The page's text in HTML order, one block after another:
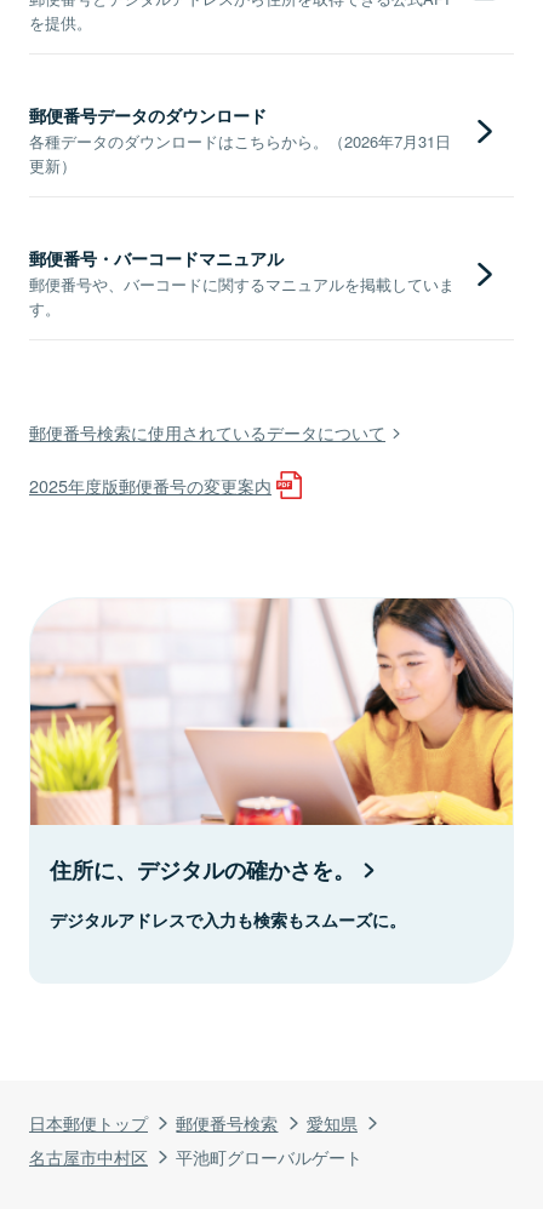
日本郵便トップ 郵便番号検索
愛知県
名古屋市中村区
平池町グローバルゲート
を提供。
郵便番号データのダウンロード
各種データのダウンロードはこちらから。（2026年7月31日
更新）
郵便番号・バーコードマニュアル
郵便番号や、バーコードに関するマニュアルを掲載していま
す。
郵便番号検索に使用されているデータについて
2025年度版郵便番号の変更案内
住所に、デジタルの確かさを。
デジタルアドレスで入力も検索もスムーズに。